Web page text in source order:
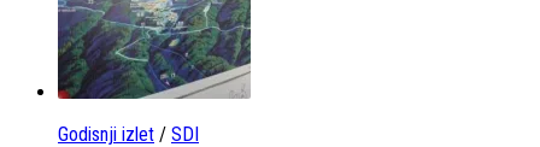
Godisnji izlet / SDI